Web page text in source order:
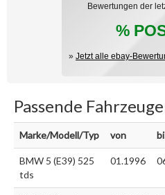
Bewertungen der
%
» Jetzt alle ebay-
Passende
Marke/Modell/Typ von
BMW 5 (E39) 525
tds
01.1996